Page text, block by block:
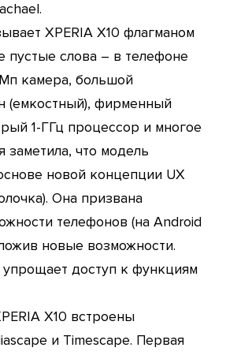
XPERIA X10 флагманом
пустые слова – в телефоне
камера, большой
(емкостный), фирменный
1-ГГц процессор и многое
заметила, что модель
новой концепции UX
Она призвана
телефонов (на Android
новые возможности.
доступ к функциям
X10 встроены
и Timescape. Первая